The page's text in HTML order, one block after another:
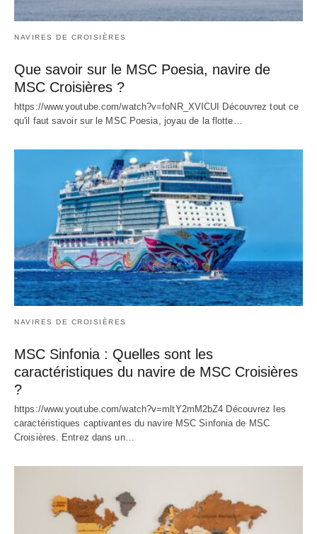
NAVIRES DE CROISIÈRES
Que savoir sur le MSC Poesia, navire de
MSC Croisières ?
https://www.youtube.com/watch?v=foNR_XVICUI Découvrez tout ce
qu'il faut savoir sur le MSC Poesia, joyau de la flotte…
NAVIRES DE CROISIÈRES
MSC Sinfonia : Quelles sont les
caractéristiques du navire de MSC Croisières
?
https://www.youtube.com/watch?v=mltY2mM2bZ4 Découvrez les
caractéristiques captivantes du navire MSC Sinfonia de MSC
Croisières. Entrez dans un…